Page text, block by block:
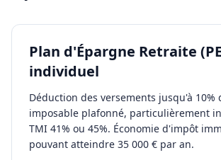
Plan d'Épargne Retraite
individuel
Déduction des versements jusqu'à 10%
imposable plafonné, particulièrement
TMI 41% ou 45%. Économie d'impôt
pouvant atteindre 35 000 € par an.